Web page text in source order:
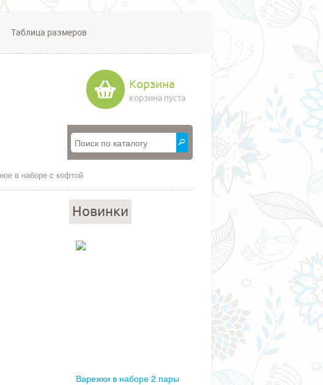
Таблица размеров
Корзина
корзина пуста
в наборе с кофтой
Новинки
Варежки в наборе 2 пары